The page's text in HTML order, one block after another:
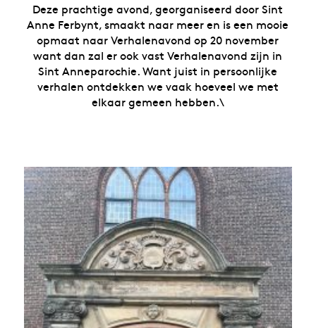
Deze prachtige avond, georganiseerd door Sint
Anne Ferbynt, smaakt naar meer en is een mooie
opmaat naar Verhalenavond op 20 november
want dan zal er ook vast Verhalenavond zijn in
Sint Anneparochie. Want juist in persoonlijke
verhalen ontdekken we vaak hoeveel we met
elkaar gemeen hebben.\